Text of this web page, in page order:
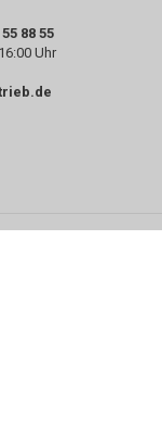
88 55
Uhr